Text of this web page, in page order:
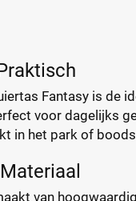
Fantasy is de
voor dagelijks
in het park of
van